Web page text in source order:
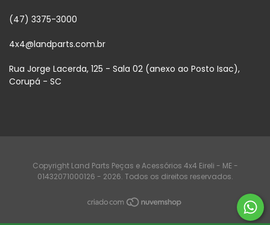
(47) 3375-3000
4x4@landparts.com.br
Rua Jorge Lacerda, 125 - Sala 02 (anexo ao Posto Isac),
Corupá - SC
Copyright Land Parts Peças e Acessórios 4x4 Eireli - ME -
01432071000126 - 2026. Todos os direitos reservados.